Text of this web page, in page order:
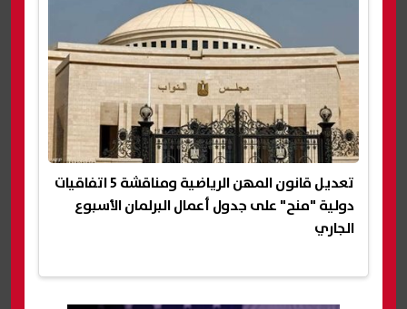
تعديل قانون المهن الرياضية ومناقشة 5 اتفاقيات
دولية "منح" على جدول أعمال البرلمان الأسبوع
الجاري